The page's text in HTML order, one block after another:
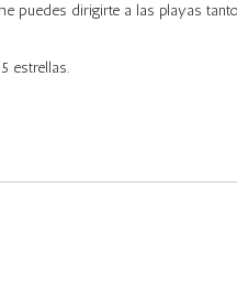
puedes dirigirte a las playas
estrellas.